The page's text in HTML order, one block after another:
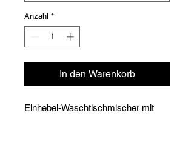
Anzahl *
In den Warenkorb
Einhebel-Waschtischmischer mit